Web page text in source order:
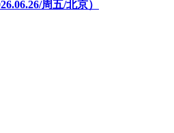
周五/北京）